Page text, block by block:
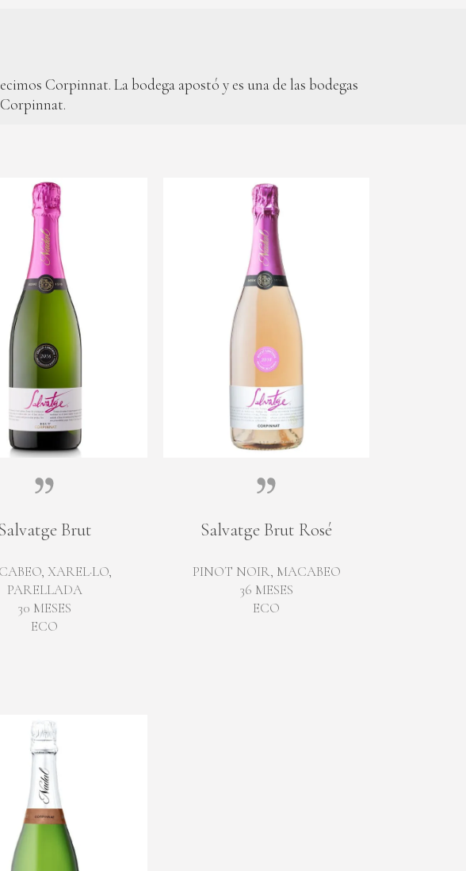
Corpinnat. La bodega apostó y es una de las bodegas
Brut
XAREL·LO,
PARELLADA
30 MESES
ECO
Salvatge Brut Rosé
PINOT NOIR, MACABEO
36 MESES
ECO